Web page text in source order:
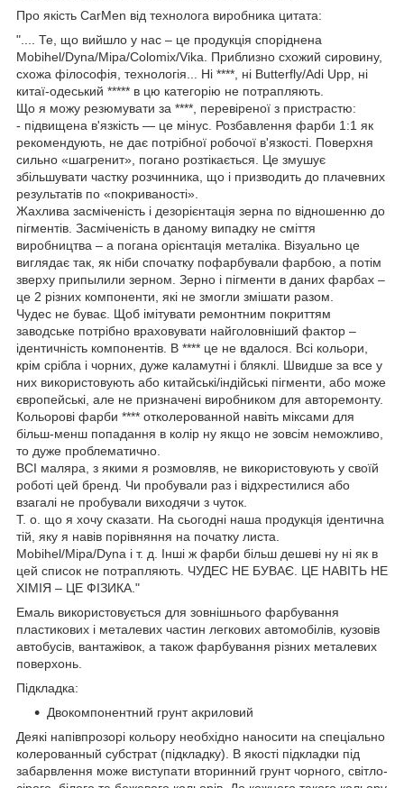
Про якість CarMen від технолога виробника цитата:
".... Те, що вийшло у нас – це продукція споріднена
Mobihel/Dyna/Mipa/Colomix/Vika. Приблизно схожий сировину,
схожа філософія, технологія... Ні ****, ні Butterfly/Adi Upp, ні
китаї-одеський ***** в цю категорію не потрапляють.
Що я можу резюмувати за ****, перевіреної з пристрастю:
- підвищена в'язкість — це мінус. Розбавлення фарби 1:1 як
рекомендують, не дає потрібної робочої в'язкості. Поверхня
сильно «шагренит», погано розтікається. Це змушує
збільшувати частку розчинника, що і призводить до плачевних
результатів по «покриваності».
Жахлива засміченість і дезорієнтація зерна по відношенню до
пігментів. Засміченість в даному випадку не сміття
виробництва – а погана орієнтація металіка. Візуально це
виглядає так, як ніби спочатку пофарбували фарбою, а потім
зверху припылили зерном. Зерно і пігменти в даних фарбах –
це 2 різних компоненти, які не змогли змішати разом.
Чудес не буває. Щоб імітувати ремонтним покриттям
заводське потрібно враховувати найголовніший фактор –
ідентичність компонентів. В **** це не вдалося. Всі кольори,
крім срібла і чорних, дуже каламутні і бляклі. Швидше за все у
них використовують або китайські/індійські пігменти, або може
європейські, але не призначені виробником для авторемонту.
Кольорові фарби **** отколерованной навіть міксами для
більш-менш попадання в колір ну якщо не зовсім неможливо,
то дуже проблематично.
ВСІ маляра, з якими я розмовляв, не використовують у своїй
роботі цей бренд. Чи пробували раз і відхрестилися або
взагалі не пробували виходячи з чуток.
Т. о. що я хочу сказати. На сьогодні наша продукція ідентична
тій, яку я навів порівняння на початку листа.
Mobihel/Mipa/Dyna і т. д. Інші ж фарби більш дешеві ну ні як в
цей список не потрапляють. ЧУДЕС НЕ БУВАЄ. ЦЕ НАВІТЬ НЕ
ХІМІЯ – ЦЕ ФІЗИКА."
Емаль використовується для зовнішнього фарбування
пластикових і металевих частин легкових автомобілів, кузовів
автобусів, вантажівок, а також фарбування різних металевих
поверхонь.
Підкладка:
Двокомпонентний грунт акриловий
Деякі напівпрозорі кольору необхідно наносити на спеціально
колерованный субстрат (підкладку). В якості підкладки під
забарвлення може виступати вторинний грунт чорного, світло-